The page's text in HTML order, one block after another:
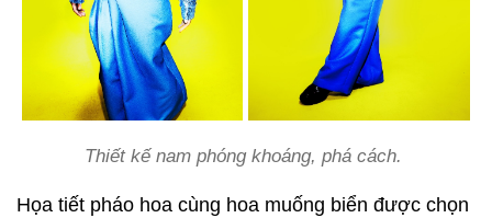
Thiết kế nam phóng khoáng, phá cách.
Họa tiết pháo hoa cùng hoa muống biển được chọn